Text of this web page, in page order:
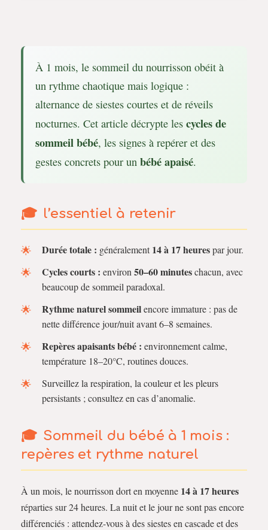
À 1 mois, le sommeil du nourrisson obéit à
un rythme chaotique mais logique :
alternance de siestes courtes et de réveils
nocturnes. Cet article décrypte les cycles de
sommeil bébé, les signes à repérer et des
gestes concrets pour un bébé apaisé.
l’essentiel à retenir
Durée totale : généralement 14 à 17 heurespar jour.
Cycles courts : environ 50–60 minuteschacun, avec
beaucoup de sommeil paradoxal.
Rythme naturel sommeilencore immature : pas de
nette différence jour/nuit avant 6–8 semaines.
Repères apaisants bébé : environnement calme,
température 18–20°C, routines douces.
Surveillez la respiration, la couleur et les pleurs
persistants ; consultez en cas d’anomalie.
Sommeil du bébé à 1 mois :
repères et rythme naturel
À un mois, le nourrisson dort en moyenne 14 à 17 heures
réparties sur 24 heures. La nuit et le jour ne sont pas encore
différenciés : attendez-vous à des siestes en cascade et des